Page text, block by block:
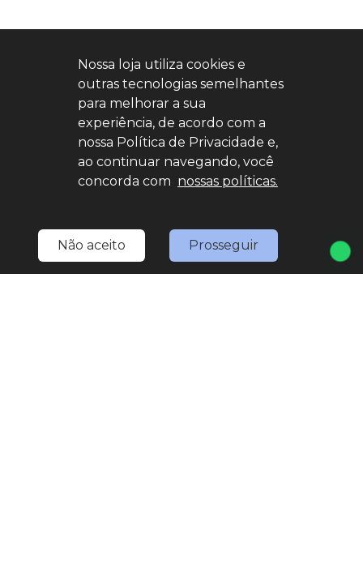
EstoqueNossa NativaFale Conosco
Entre em contato
(11) 4527-0777
(11) 4527-0777
(11) 97567-3307 (WhatsApp)
marketing.nativaveiculos@gmail.com
R. Bom Jesus de Pirapora, 1793 - Vila Rami
Nossa loja utiliza cookies e
outras tecnologias semelhantes
para melhorar a sua
experiência, de acordo com a
nossa Política de Privacidade e,
ao continuar navegando, você
concorda com nossas políticas.
Não aceito Prosseguir